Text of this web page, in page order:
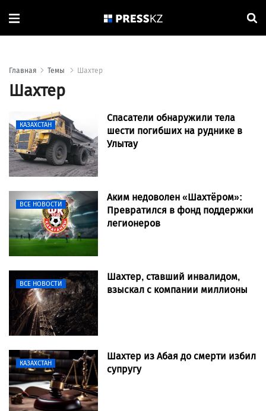
Главная Темы Шахтер
Шахтер
КАЗАХСТАН
Спасатели обнаружили тела
шести погибших на руднике в
Улытау
ВСЕ НОВОСТИ
Аким недоволен «Шахтёром»:
Превратился в фонд поддержки
легионеров
ВСЕ НОВОСТИ
Шахтер, ставший инвалидом,
взыскал с компании миллионы
КАЗАХСТАН
Шахтер из Абая до смерти избил
супругу